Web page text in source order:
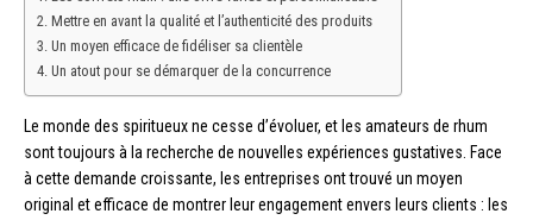
Mettre en avant la qualité et l’authenticité des produits
Un moyen efficace de fidéliser sa clientèle
Un atout pour se démarquer de la concurrence
Le monde des spiritueux ne cesse d’évoluer, et les amateurs de rhum
sont toujours à la recherche de nouvelles expériences gustatives. Face
à cette demande croissante, les entreprises ont trouvé un moyen
original et efficace de montrer leur engagement envers leurs clients : les